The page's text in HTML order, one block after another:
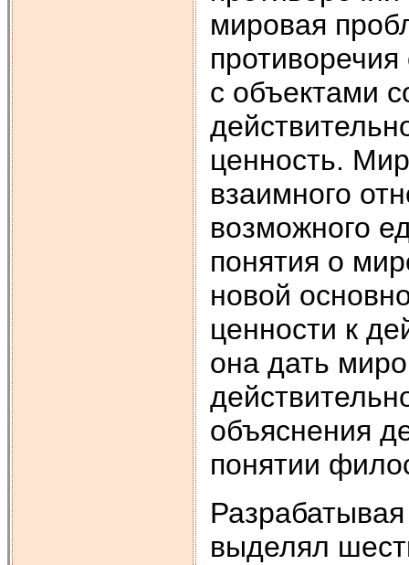
мировая
с объектами
ценность.
взаимного
возможного
понятия о
новой
ценности к
она дать
объяснения
понятии
выделял